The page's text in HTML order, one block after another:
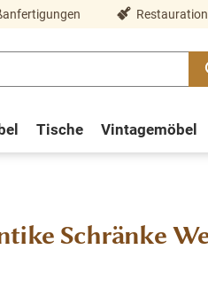
Tische Vintagemöbel
Schränke